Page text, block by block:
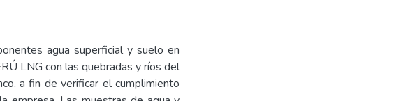
agua superficial y suelo en
LNG con las quebradas y ríos del
a fin de verificar el cumplimiento